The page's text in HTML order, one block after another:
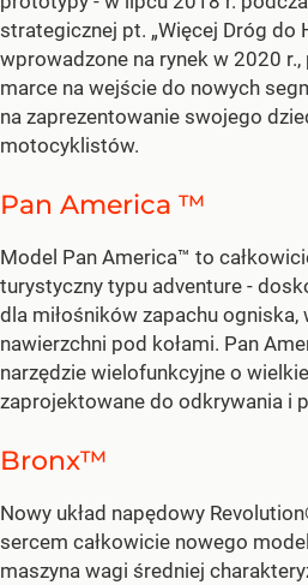
strategicznej pt. „Więcej Dróg do
wprowadzone na rynek w 2020
marce na wejście do nowych
na zaprezentowanie swojego
motocyklistów.
Pan America ™
Model Pan America™ to
turystyczny typu adventure -
dla miłośników zapachu ogniska,
nawierzchni pod kołami. Pan
narzędzie wielofunkcyjne o
zaprojektowane do odkrywania i
Bronx™
Nowy układ napędowy
sercem całkowicie nowego
maszyna wagi średniej